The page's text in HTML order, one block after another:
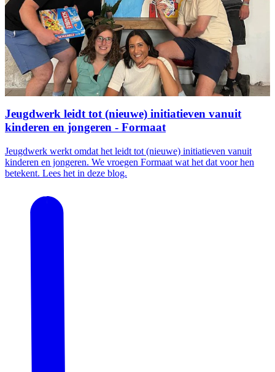
Jeugdwerk leidt tot (nieuwe) initiatieven vanuit
kinderen en jongeren - Formaat
Jeugdwerk werkt omdat het leidt tot (nieuwe) initiatieven vanuit
kinderen en jongeren. We vroegen Formaat wat het dat voor hen
betekent. Lees het in deze blog.